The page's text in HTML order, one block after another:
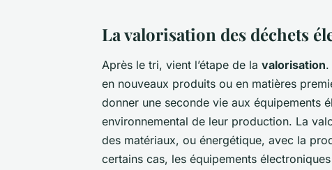
La valorisation des déchets
Après le tri, vient l’étape de la valorisation.
en nouveaux produits ou en matières
donner une seconde vie aux équipements
environnemental de leur production. La
des matériaux, ou énergétique, avec la
certains cas, les équipements